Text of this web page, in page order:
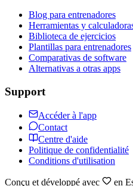
Blog para entrenadores
Herramientas y
Biblioteca de ejercicios
Plantillas para entrenadores
Comparativas de software
Alternativas a otras apps
Support
Accéder à l'app
Contact
Centre d'aide
Politique de confidentialité
Conditions d'utilisation
Conçu et développé avec en